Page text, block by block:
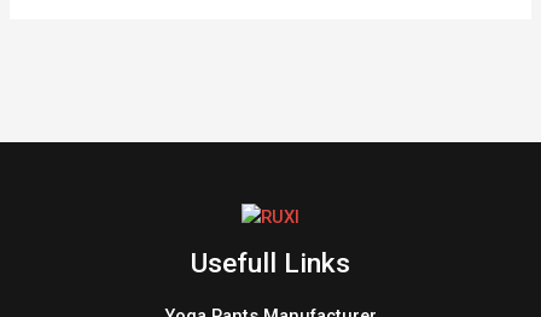
Usefull Links